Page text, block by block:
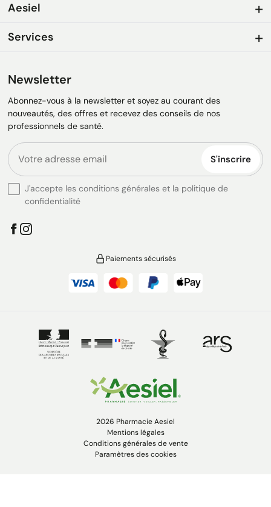
Aesiel
Services
Newsletter
Abonnez-vous à la newsletter et soyez au courant des
nouveautés, des offres et recevez des conseils de nos
professionnels de santé.
S'inscrire
J'accepte les conditions générales et la politique de
confidentialité
Paiements sécurisés
2026 Pharmacie Aesiel
Mentions légales
Conditions générales de vente
Paramètres des cookies